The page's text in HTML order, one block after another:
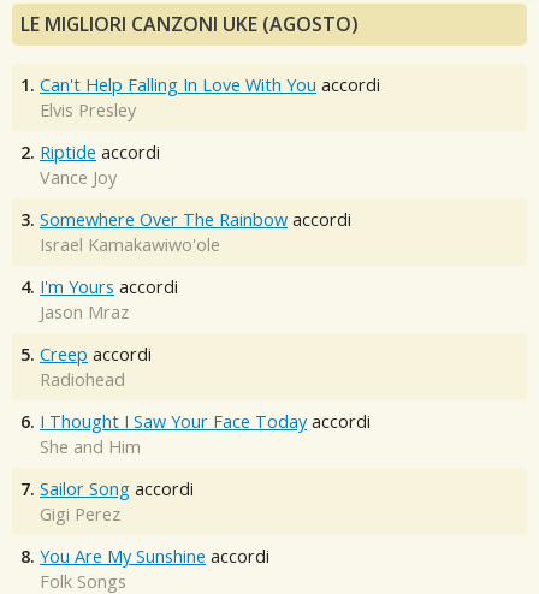
LE MIGLIORI CANZONI UKE (AGOSTO)
1. Can't Help Falling In Love With You accordi
Elvis Presley
2. Riptide accordi
Vance Joy
3. Somewhere Over The Rainbow accordi
Israel Kamakawiwo'ole
4. I'm Yours accordi
Jason Mraz
5. Creep accordi
Radiohead
6. I Thought I Saw Your Face Today accordi
She and Him
7. Sailor Song accordi
Gigi Perez
8. You Are My Sunshine accordi
Folk Songs